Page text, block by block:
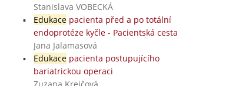
Stanislava VOBECKÁ
Edukacepacienta před a po totální
endoprotéze kyčle - Pacientská cesta
Jana Jalamasová
Edukacepacienta postupujícího
bariatrickou operaci